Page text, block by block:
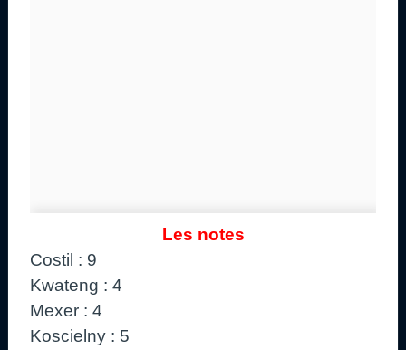
Les notes
Costil : 9
Kwateng : 4
Mexer : 4
Koscielny : 5